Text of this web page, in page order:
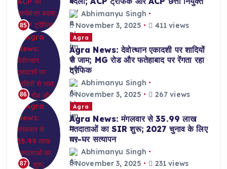
85
Abhimanyu Singh
November 3, 2025
411 views
86
Agra
Agra News: देवोत्थान एकादशी पर शादियों
से जाम; MG रोड और फतेहाबाद पर रेंगता रहा
ट्रैफिक
Abhimanyu Singh
November 3, 2025
267 views
87
Agra
Agra News: मंगलवार से 35.99 लाख
मतदाताओं का SIR शुरू; 2027 चुनाव के लिए
घर-घर सत्यापन
Abhimanyu Singh
November 3, 2025
231 views